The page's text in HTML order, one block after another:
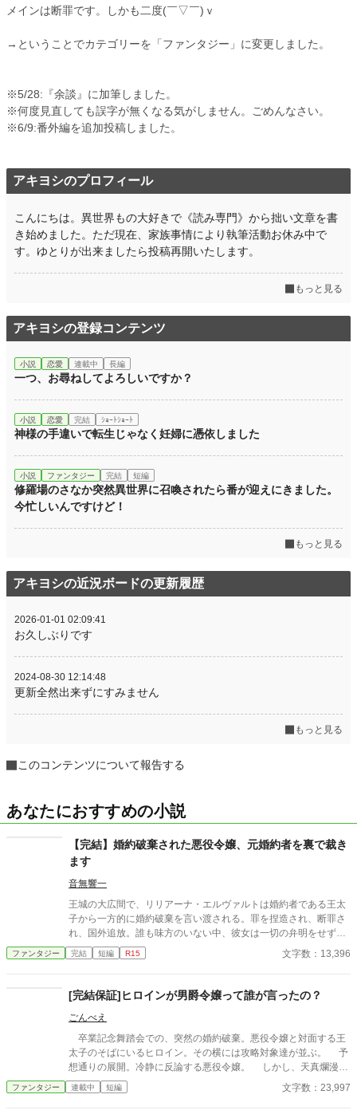
メインは断罪です。しかも二度(￣▽￣)ｖ
→ということでカテゴリーを「ファンタジー」に変更しました。
※5/28:『余談』に加筆しました。
※何度見直しても誤字が無くなる気がしません。ごめんなさい。
※6/9:番外編を追加投稿しました。
アキヨシのプロフィール
こんにちは。異世界もの大好きで《読み専門》から拙い文章を書
き始めました。ただ現在、家族事情により執筆活動お休み中で
す。ゆとりが出来ましたら投稿再開いたします。
もっと見る
アキヨシの登録コンテンツ
小説 恋愛 連載中 長編
一つ、お尋ねしてよろしいですか？
小説 恋愛 完結 ｼｮｰﾄｼｮｰﾄ
神様の手違いで転生じゃなく妊婦に憑依しました
小説 ファンタジー 完結 短編
修羅場のさなか突然異世界に召喚されたら番が迎えにきました。
今忙しいんですけど！
もっと見る
アキヨシの近況ボードの更新履歴
2026-01-01 02:09:41
お久しぶりです
2024-08-30 12:14:48
更新全然出来ずにすみません
もっと見る
このコンテンツについて報告する
あなたにおすすめの小説
【完結】婚約破棄された悪役令嬢、元婚約者を裏で裁き
ます
音無響一
王城の大広間で、リリアーナ・エルヴァルトは婚約者である王太
子から一方的に婚約破棄を言い渡される。罪を捏造され、断罪さ
れ、国外追放。誰も味方のいない中、彼女は一切の弁明をせず静
かに受け入れた。 だがその夜。 彼女は別の顔を持つ。 王都の闇
で依頼を受け、悪を裁く裏稼業の元締め。 今度の標的は――自分
いない。 表では悪役令嬢。裏では裁く側。 これは、断罪された令
嬢が王都の闇を静かに切り裂く物語。
ファンタジー 完結 短編 R15 文字数：13,396
[完結保証]ヒロインが男爵令嬢って誰が言ったの？
ごんべえ
卒業記念舞踏会での、突然の婚約破棄。悪役令嬢と対面する王
太子のそばにいるヒロイン。その横には攻略対象達が並ぶ。 予
想通りの展開。冷静に反論する悪役令嬢。 しかし、天真爛漫で
優しさが売りのはずのヒロインの瞳を見た瞬間、背筋に冷たいも
のが走る。 ゲームの知識を活用し、定められた運命にあらが
ファンタジー 連載中 短編 文字数：23,997